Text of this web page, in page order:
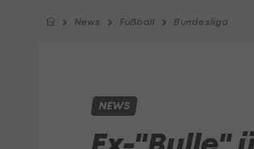
News Fußball Bundesliga
NEWS